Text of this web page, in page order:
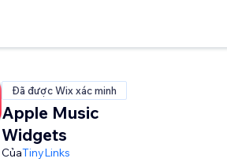
Đã được Wix xác minh
Apple Music
Widgets
CủaTinyLinks